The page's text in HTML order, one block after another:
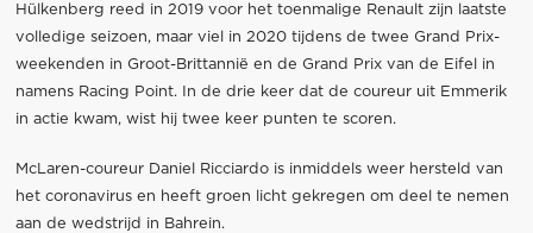
Hülkenberg reed in 2019 voor het toenmalige Renault zijn laatste
volledige seizoen, maar viel in 2020 tijdens de twee Grand Prix-
weekenden in Groot-Brittannië en de Grand Prix van de Eifel in
namens Racing Point. In de drie keer dat de coureur uit Emmerik
in actie kwam, wist hij twee keer punten te scoren.
McLaren-coureur Daniel Ricciardo is inmiddels weer hersteld van
het coronavirus en heeft groen licht gekregen om deel te nemen
aan de wedstrijd in Bahrein.